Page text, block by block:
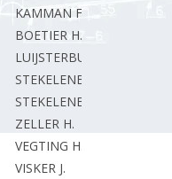
KAMMAN F.
BOETIER H.
LUIJSTERBURG A.
STEKELENBURG G.
STEKELENBURG G.
ZELLER H.
VEGTING H.
VISKER J.